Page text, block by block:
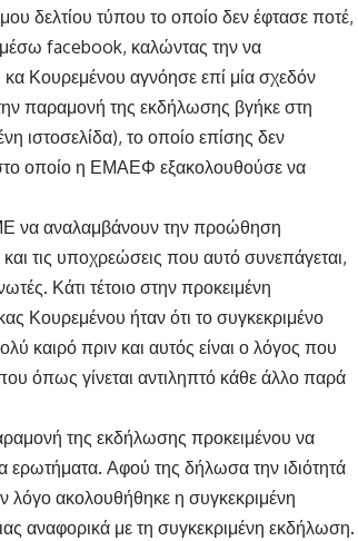
δελτίου τύπου το οποίο δεν έφτασε ποτέ,
facebook, καλώντας την να
Κουρεμένου αγνόησε επί μία σχεδόν
παραμονή της εκδήλωσης βγήκε στη
ιστοσελίδα), το οποίο επίσης δεν
οποίο η ΕΜΑΕΦ εξακολουθούσε να
να αναλαμβάνουν την προώθηση
τις υποχρεώσεις που αυτό συνεπάγεται,
Κάτι τέτοιο στην προκειμένη
Κουρεμένου ήταν ότι το συγκεκριμένο
καιρό πριν και αυτός είναι ο λόγος που
όπως γίνεται αντιληπτό κάθε άλλο παρά
της εκδήλωσης προκειμένου να
Αφού της δήλωσα την ιδιότητά
λόγο ακολουθήθηκε η συγκεκριμένη
αναφορικά με τη συγκεκριμένη εκδήλωση.